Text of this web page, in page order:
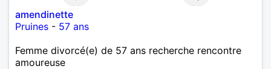
amendinette
Pruines - 57 ans
Femme divorcé(e) de 57 ans recherche rencontre
amoureuse